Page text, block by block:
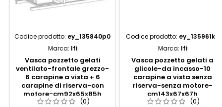
Codice prodotto: ey_135840p0
Marca: Ifi
Vasca pozzetto gelati
ventilato-frontale grezzo-
6 carapine a vista + 6
carapine di riserva-con
motore-cm92x65x85h
(0)
Codice prodotto: ey_135961k0
Marca: Ifi
Vasca pozzetto gelati a
glicole-da incasso-10
carapine a vista senza
riserva-senza motore-
cm143x67x67h
(0)